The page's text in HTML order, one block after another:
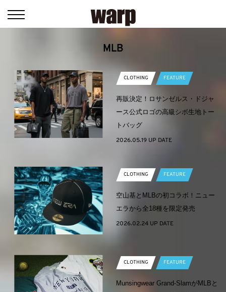
MLB
CLOTHING FEATURE
再販決定！ロサンゼルス・ドジャ
ース公式ロゴの高級シボ生地トー
トバッグ
2026.05.19 UP DATE
CLOTHING FEATURE
空山基とMLBの初コラボ！ニュー
エラから全18種を限定発売
2026.02.24 UP DATE
CLOTHING FEATURE
Munsingwear Grand-SlamがMLBと